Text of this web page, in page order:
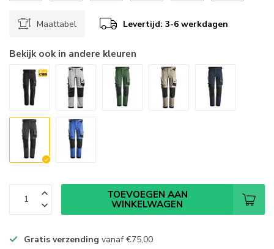
Maattabel Levertijd: 3-6 werkdagen
Bekijk ook in andere kleuren
TOEVOEGEN AAN
WINKELWAGEN
Gratis verzending vanaf€75,00